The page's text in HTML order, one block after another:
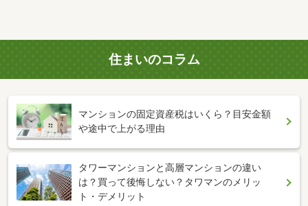
住まいのコラム
マンションの固定資産税はいくら？目安金額
や途中で上がる理由
タワーマンションと高層マンションの違い
は？買って後悔しない？タワマンのメリッ
ト・デメリット